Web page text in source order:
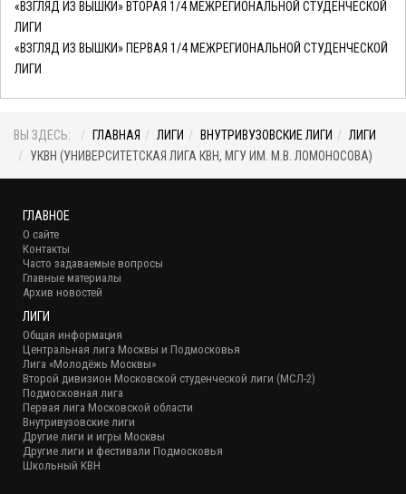
«ВЗГЛЯД ИЗ ВЫШКИ» ВТОРАЯ 1/4 МЕЖРЕГИОНАЛЬНОЙ СТУДЕНЧЕСКОЙ
ЛИГИ
«ВЗГЛЯД ИЗ ВЫШКИ» ПЕРВАЯ 1/4 МЕЖРЕГИОНАЛЬНОЙ СТУДЕНЧЕСКОЙ
ЛИГИ
ВЫ ЗДЕСЬ: ГЛАВНАЯ ЛИГИ ВНУТРИВУЗОВСКИЕ ЛИГИ
ЛИГИ
УКВН (УНИВЕРСИТЕТСКАЯ ЛИГА КВН, МГУ ИМ. М.В. ЛОМОНОСОВА)
ГЛАВНОЕ
О сайте
Контакты
Часто задаваемые вопросы
Главные материалы
Архив новостей
ЛИГИ
Общая информация
Центральная лига Москвы и Подмосковья
Лига «Молодёжь Москвы»
Второй дивизион Московской студенческой лиги (МСЛ-2)
Подмосковная лига
Первая лига Московской области
Внутривузовские лиги
Другие лиги и игры Москвы
Другие лиги и фестивали Подмосковья
Школьный КВН